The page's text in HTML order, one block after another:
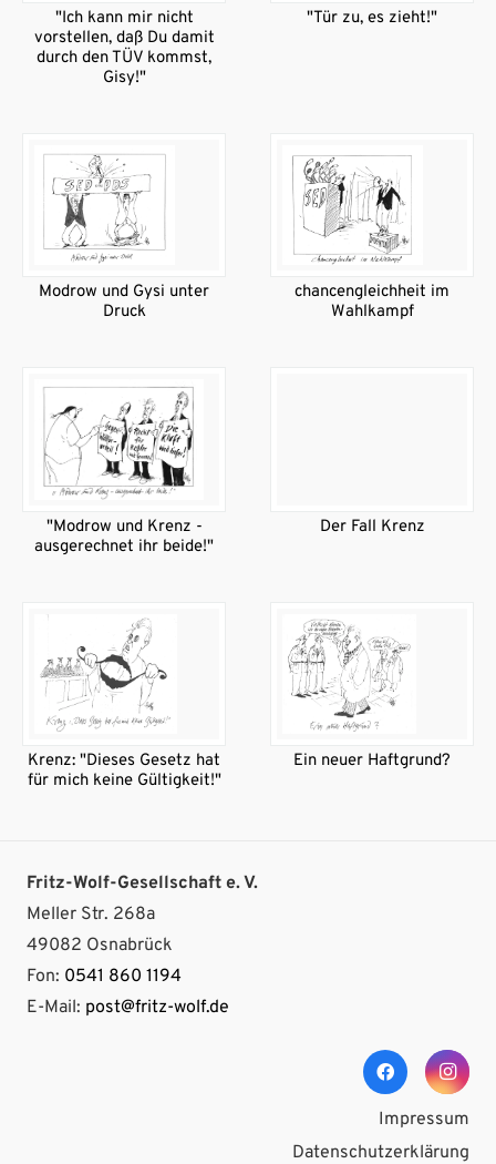
"Ich kann mir nicht
vorstellen, daß Du damit
durch den TÜV kommst,
Gisy!"
"Tür zu, es zieht!"
Modrow und Gysi unter
Druck
chancengleichheit im
Wahlkampf
"Modrow und Krenz -
ausgerechnet ihr beide!"
Der Fall Krenz
Krenz: "Dieses Gesetz hat
für mich keine Gültigkeit!"
Ein neuer Haftgrund?
Fritz-Wolf-Gesellschaft e. V.
Meller Str. 268a
49082 Osnabrück
Fon: 0541 860 1194
E-Mail: post@fritz-wolf.de
Impressum
Datenschutzerklärung